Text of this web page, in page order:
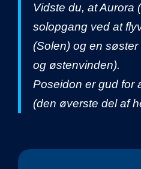
Vidste du, at Aurora
solopgang ved at
(Solen) og en
og østenvinden).
Poseidon er gud for
(den øverste del af